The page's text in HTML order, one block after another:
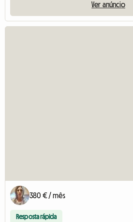
Ver anúncio
380 € / mês
Resposta rápida